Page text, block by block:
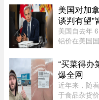
持续挤压利
T）的管理
美国对加
谈判有望"
美国自去年
铝价在美国
物价指数上
铝厂外对媒
“买菜得办
爆全网
近年来，随
于食品杂货